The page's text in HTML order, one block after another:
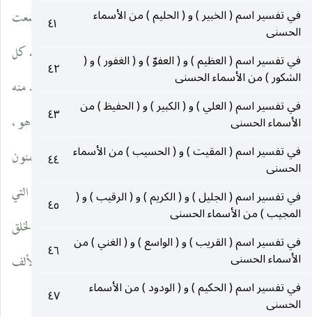
في تفسير اسم ( الخبير ) و ( الحليم ) من الأسماء
الحسنى
٤١
في تفسير اسم ( العظيم ) و ( العفوّ ) و ( الغفور ) و (
الشكور ) من الأسماء الحسنى
٤٢
في تفسير اسم ( العلي ) و ( الكبير ) و ( الحفيظ ) من
الأسماء الحسنى
٤٣
في تفسير اسم ( المقيت ) و ( الحسيب ) من الأسماء
الحسنى
٤٤
في تفسير اسم ( الجليل ) و ( الكريم ) و ( الرقيب ) و (
المجيب ) من الأسماء الحسنى
٤٥
في تفسير اسم ( القريب ) و ( الواسع ) و ( الغني ) من
الأسماء الحسنى
٤٦
في تفسير اسم ( الحكيم ) و ( الودود ) من الأسماء
الحسنى
٤٧
الكلام ، وهي ( ألـ لـ ه ) ، والألف واللام منه آلة التعريف ، فإذا وضعت
على الأشياء عرفتها أنّها منه وله ، وإذا اُخذ منه الألف بقي لله ، ولله كل
شيء ، وإذا اُخذ منه ( لـ ) بقي إلٰه ، وهو إلٰه كلّ شيء ، وإذا اُخذ منه
الألف واللام بقي له ، وله كلّ شيء ، وإذا اُخذ الألف واللامان بقي هو ،
وهو هو وحده لا شريك له . والعارفون يشهدون من الألف ويهيمنون
من اللام ويصلون من الهاء . والألف من هذا الاسم إشارة إلى الهويّة التي
لا شيء قبلها ولا بعدها وله الروح ، واللام وسطاً وهو إشارة إلى أنّ الخلق
منه وبه وإليه وعنه ، وله العقل وهو الأول والآخر ، وذلك لأنّ الألف
صورة واحدة في الخطّ وفي الهجاء . . . » .